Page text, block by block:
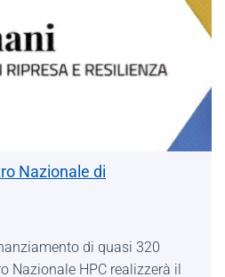
Nazionale di
di quasi 320
Nazionale HPC realizzerà il